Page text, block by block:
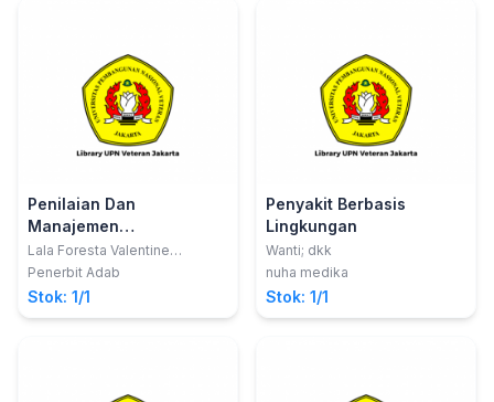
Penilaian Dan
Manajemen
Permasalahan Gizi Balita
Lala Foresta Valentine
Gunasari; dkk
Penerbit Adab
Stok: 1/1
Penyakit Berbasis
Lingkungan
Wanti; dkk
nuha medika
Stok: 1/1